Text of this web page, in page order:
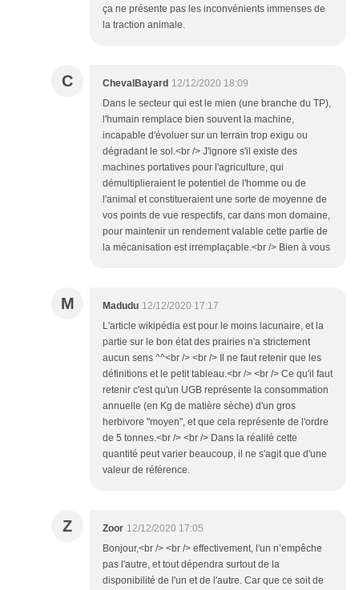
ça ne présente pas les inconvénients immenses de
la traction animale.
C ChevalBayard 12/12/2020 18:09
Dans le secteur qui est le mien (une branche du TP),
l'humain remplace bien souvent la machine,
incapable d'évoluer sur un terrain trop exigu ou
dégradant le sol.<br /> J'ignore s'il existe des
machines portatives pour l'agriculture, qui
démultiplieraient le potentiel de l'homme ou de
l'animal et constitueraient une sorte de moyenne de
vos points de vue respectifs, car dans mon domaine,
pour maintenir un rendement valable cette partie de
la mécanisation est irremplaçable.<br /> Bien à vous
M Madudu 12/12/2020 17:17
L'article wikipédia est pour le moins lacunaire, et la
partie sur le bon état des prairies n'a strictement
aucun sens ^^<br /> <br /> Il ne faut retenir que les
définitions et le petit tableau.<br /> <br /> Ce qu'il faut
retenir c'est qu'un UGB représente la consommation
annuelle (en Kg de matière sèche) d'un gros
herbivore "moyen", et que cela représente de l'ordre
de 5 tonnes.<br /> <br /> Dans la réalité cette
quantité peut varier beaucoup, il ne s'agit que d'une
valeur de référence.
Z Zoor 12/12/2020 17:05
Bonjour,<br /> <br /> effectivement, l'un n’empêche
pas l'autre, et tout dépendra surtout de la
disponibilité de l'un et de l'autre. Car que ce soit de